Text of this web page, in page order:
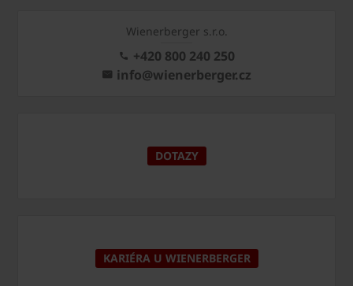
Wienerberger s.r.o.
+420 800 240 250
info@wienerberger.cz
DOTAZY
KARIÉRA U WIENERBERGER